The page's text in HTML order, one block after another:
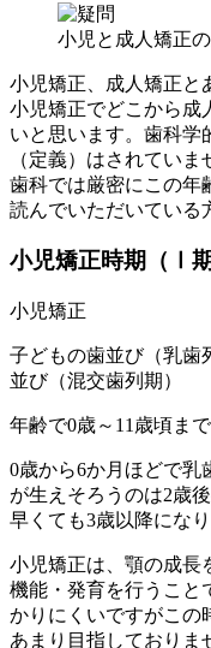
小児と成人矯正
小児矯正、成人矯正と
小児矯正でどこから成
いと思います。歯科学
（定義）はされてい
歯科では厳密にこの年
読んでいただいている
小児矯正時期（Ⅰ期
小児矯正
子どもの歯並び（乳歯
並び（混交歯列期）
年齢で0歳～11歳頃まで
0歳から6か月ほどで乳
が生えそろうのは2歳
早くても3歳以降になり
小児矯正は、顎の成長
機能・発育を行うこと
かりにくいですがこの
あまり目指しておりま